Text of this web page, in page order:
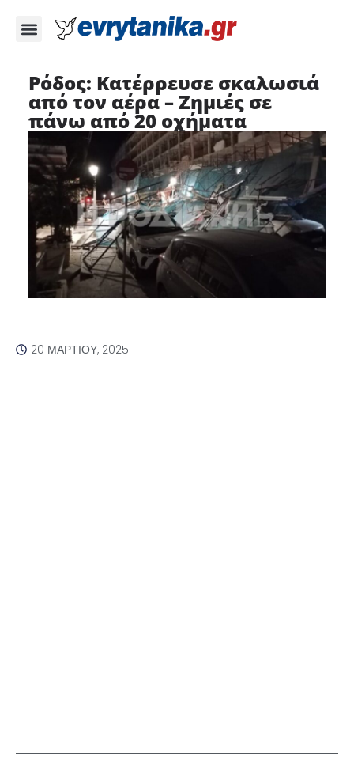
Ρόδος: Κατέρρευσε σκαλωσιά
από τον αέρα – Ζημιές σε
πάνω από 20 οχήματα
20 ΜΑΡΤΊΟΥ, 2025